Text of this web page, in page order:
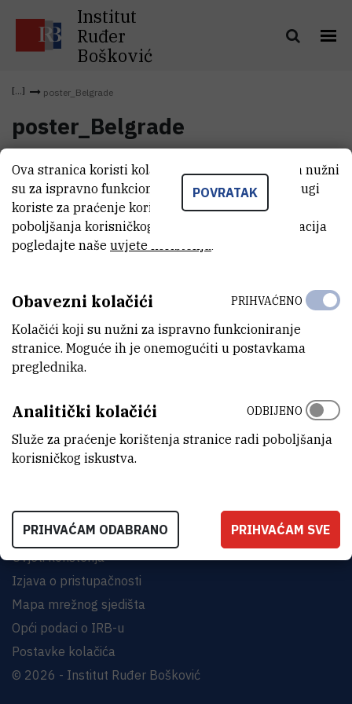
Institut
Ruđer
Bošković
poster_Belgrade
poster_Belgrade
poster_Belgrade (1,8 MB)
Bijenička cesta 54, 10000 Zagreb
KONTAKTIRAJTE NAS
Uvjeti korištenja
Izjava o pristupačnosti
Mapa mrežnog sjedišta
Opći podaci o IRB-u
Postavke kolačića
© 2026 - Institut Ruđer Bošković
POVRATAK
Ova stranica koristi kolačiće. Neki od tih kolačića nužni
su za ispravno funkcioniranje stranice, dok se drugi
koriste za praćenje korištenja stranice radi
poboljšanja korisničkog iskustva. Za više informacija
pogledajte naše uvjete korištenja.
Obavezni kolačići
Kolačići koji su nužni za ispravno funkcioniranje
stranice. Moguće ih je onemogućiti u postavkama
preglednika.
PRIHVAĆENO
Analitički kolačići
Služe za praćenje korištenja stranice radi poboljšanja
korisničkog iskustva.
ODBIJENO
PRIHVAĆAM ODABRANO PRIHVAĆAM SVE